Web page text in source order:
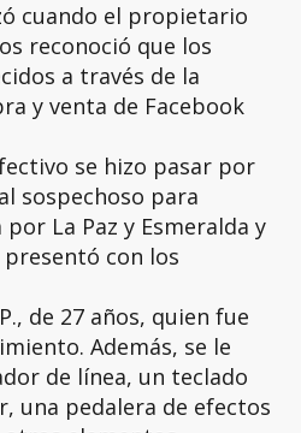
cuando el propietario
reconoció que los
a través de la
y venta de Facebook
se hizo pasar por
sospechoso para
La Paz y Esmeralda y
con los
de 27 años, quien fue
Además, se le
de línea, un teclado
una pedalera de efectos